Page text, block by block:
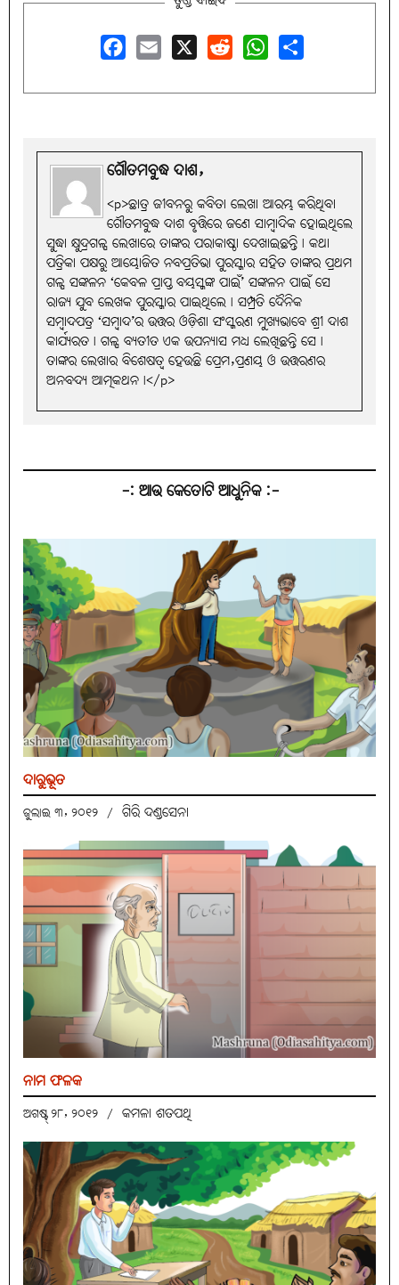
ଗୌତମବୁଦ୍ଧ ଦାଶ,
<p>ଛାତ୍ର ଜୀବନରୁ କବିତା ଲେଖା ଆରମ୍ଭ କରିଥିବା
ଗୌତମବୁଦ୍ଧ ଦାଶ ବୃତ୍ତିରେ ଜଣେ ସାମ୍ବାଦିକ ହୋଇଥିଲେ
ସୁଦ୍ଧା କ୍ଷୁଦ୍ରଗଳ୍ପ ଲେଖାରେ ତାଙ୍କର ପରାକାଷ୍ଠା ଦେଖାଇଛନ୍ତି। କଥା
ପତ୍ରିକା ପକ୍ଷରୁ ଆୟୋଜିତ ନବପ୍ରତିଭା ପୁରସ୍କାର ସହିତ ତାଙ୍କର ପ୍ରଥମ
ଗଳ୍ପ ସଙ୍କଳନ ‘କେବଳ ପ୍ରାପ୍ତ ବୟସ୍କଙ୍କ ପାଇଁ’ ସଙ୍କଳନ ପାଇଁ ସେ
ରାଜ୍ୟ ଯୁବ ଲେଖକ ପୁରସ୍କାର ପାଇଥିଲେ। ସମ୍ପ୍ରତି ଦୈନିକ
ସମ୍ବାଦପତ୍ର ‘ସମ୍ବାଦ’ର ଉତ୍ତର ଓଡ଼ିଶା ସଂସ୍କରଣ ମୁଖ୍ୟଭାବେ ଶ୍ରୀ ଦାଶ
କାର୍ଯ୍ୟରତ। ଗଳ୍ପ ବ୍ୟତୀତ ଏକ ଉପନ୍ୟାସ ମଧ୍ୟ ଲେଖିଛନ୍ତି ସେ।
ତାଙ୍କର ଲେଖାର ବିଶେଷତ୍ବ ହେଉଛି ପ୍ରେମ,ପ୍ରଣୟ ଓ ଉତ୍ତରଣର
ଅନବଦ୍ୟ ଆତ୍ମକଥନ।</p>
-: ଆଉ କେତୋଟି ଆଧୁନିକ :-
ଦାରୁଭୂତ
ଜୁଲାଇ ୩, ୨୦୧୨ / ଗିରି ଦଣ୍ଡସେନା
ନାମ ଫଳକ
ଅଗଷ୍ଟ୍ ୨୮, ୨୦୧୨ / କମଳା ଶତପଥି